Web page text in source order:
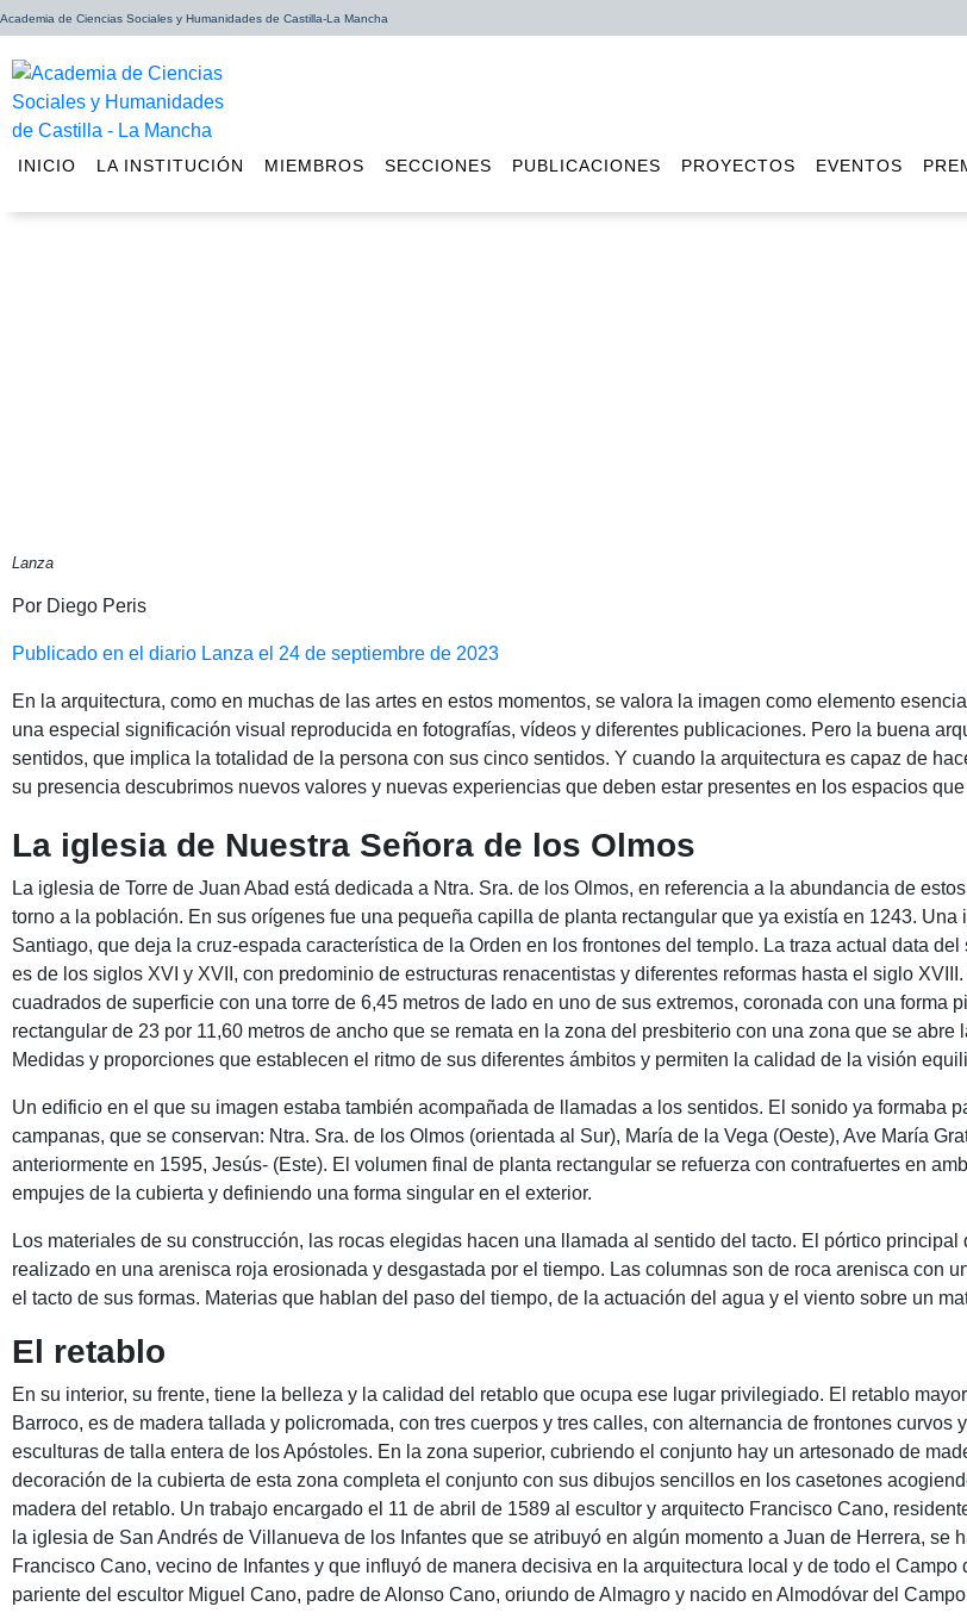
Academia de Ciencias Sociales y Humanidades de Castilla-La Mancha
INICIO LA INSTITUCIÓN MIEMBROS SECCIONES PUBLICACIONES PROYECTOS EVENTOS
Lanza
Por Diego Peris
Publicado en el diario Lanza el 24 de septiembre de 2023
En la arquitectura, como en muchas de las artes en estos momentos, se valora la imagen como elemento
una especial significación visual reproducida en fotografías, vídeos y diferentes publicaciones. Pero la buena
sentidos, que implica la totalidad de la persona con sus cinco sentidos. Y cuando la arquitectura es capaz de
su presencia descubrimos nuevos valores y nuevas experiencias que deben estar presentes en los espacios
La iglesia de Nuestra Señora de los Olmos
La iglesia de Torre de Juan Abad está dedicada a Ntra. Sra. de los Olmos, en referencia a la abundancia de
torno a la población. En sus orígenes fue una pequeña capilla de planta rectangular que ya existía en 1243. Una
Santiago, que deja la cruz-espada característica de la Orden en los frontones del templo. La traza actual data
es de los siglos XVI y XVII, con predominio de estructuras renacentistas y diferentes reformas hasta el siglo
cuadrados de superficie con una torre de 6,45 metros de lado en uno de sus extremos, coronada con una forma
rectangular de 23 por 11,60 metros de ancho que se remata en la zona del presbiterio con una zona que se abre
Medidas y proporciones que establecen el ritmo de sus diferentes ámbitos y permiten la calidad de la visión
Un edificio en el que su imagen estaba también acompañada de llamadas a los sentidos. El sonido ya formaba
campanas, que se conservan: Ntra. Sra. de los Olmos (orientada al Sur), María de la Vega (Oeste), Ave María
anteriormente en 1595, Jesús- (Este). El volumen final de planta rectangular se refuerza con contrafuertes en
empujes de la cubierta y definiendo una forma singular en el exterior.
Los materiales de su construcción, las rocas elegidas hacen una llamada al sentido del tacto. El pórtico
realizado en una arenisca roja erosionada y desgastada por el tiempo. Las columnas son de roca arenisca con
el tacto de sus formas. Materias que hablan del paso del tiempo, de la actuación del agua y el viento sobre un
El retablo
En su interior, su frente, tiene la belleza y la calidad del retablo que ocupa ese lugar privilegiado. El retablo
Barroco, es de madera tallada y policromada, con tres cuerpos y tres calles, con alternancia de frontones curvos
esculturas de talla entera de los Apóstoles. En la zona superior, cubriendo el conjunto hay un artesonado de
decoración de la cubierta de esta zona completa el conjunto con sus dibujos sencillos en los casetones
madera del retablo. Un trabajo encargado el 11 de abril de 1589 al escultor y arquitecto Francisco Cano,
la iglesia de San Andrés de Villanueva de los Infantes que se atribuyó en algún momento a Juan de Herrera, se
Francisco Cano, vecino de Infantes y que influyó de manera decisiva en la arquitectura local y de todo el Campo
pariente del escultor Miguel Cano, padre de Alonso Cano, oriundo de Almagro y nacido en Almodóvar del